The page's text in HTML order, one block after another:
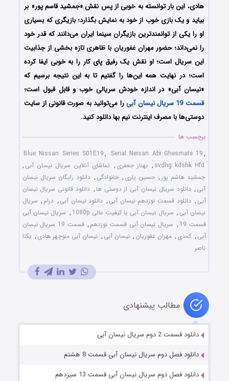
هادی، این بار توانسته به خوبی از پس نقش «جمشید قاسم پور» بر
بیاید و یک بازی خوب از خود به نمایش بگذارد؛ بازیگری که بسیاری
او را یکی از توانمندترین بازیگران سینما ایران می‌دانند که قدر خود
را نمی‌داند؛ حضور مهران غفوریان با ظاهری تازه بخشی از جذابیت
این سریال است؛ او نقش یک رفیق پای کار را به خوبی ایفا کرده
است؛ در نهایت همه این‌ها را گفتیم تا به این نتیجه برسیم که
«نیسان آبی» در اندازه خودش سریالی خوب و قابل قبول است؛
قسمت 19 سریال نیسان آبی
را می‌توانید به صورت قانونی از سایت
دوستی‌ها با مصرف اینترنت نیم بها دانلود کنید.
برچسب ها
Blue Nissan Series S01E19, Serial Neisan Abi Ghesmate 19,
svdhg kdshk Hfd
, بهناز جعفری , تماشای آنلاین سریال نیسان آبی ,
جمشید هاشم پور , حسین یاری , خانوادگی , دانلود رایگان سریال نیسان
آبی , دانلود سریال نیسان آبی از دوستی ها , دانلود قانونی سریال نیسان
آبی , دانلود قسمت نوزدهم نیسان آبی , دانلود نیسان آبی , درام , سریال
نیسان آبی , سریال نیسان آبی با کیفیت عالی 1080p , سریال نیسان آبی
قسمت 19
, سریال نیسان آبی قسمت نوزدهم ,
قسمت 19 سریال نیسان
آبی , کمدی , مهران غفوریان , نیسان آبی , نیسان آبی منوچهر هادی , یکتا
ناصر
مطالب پیشنهادی
دانلود قسمت 2 دوم سریال نیسان آبی
دانلود فصل دوم سریال نیسان آبی قسمت 8 هشتم
دانلود فصل دوم سریال نیسان آبی قسمت 13 سیزدهم